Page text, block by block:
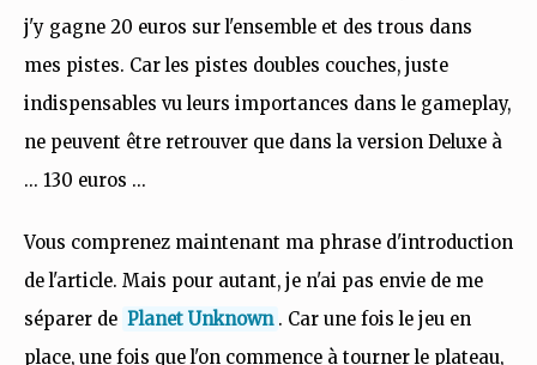
j'y gagne 20 euros sur l'ensemble et des trous dans
mes pistes. Car les pistes doubles couches, juste
indispensables vu leurs importances dans le gameplay,
ne peuvent être retrouver que dans la version Deluxe à
... 130 euros ...
Vous comprenez maintenant ma phrase d'introduction
de l'article. Mais pour autant, je n'ai pas envie de me
séparer de Planet Unknown . Car une fois le jeu en
place, une fois que l'on commence à tourner le plateau,